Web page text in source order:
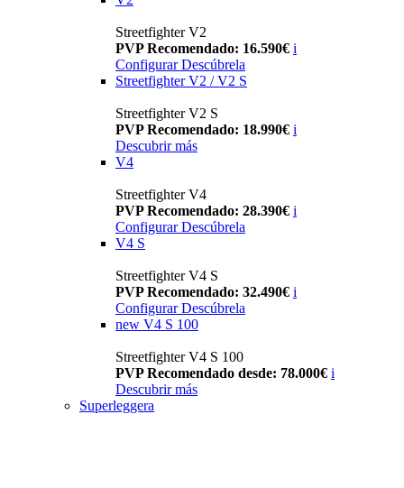
Streetfighter V2
PVP Recomendado: 16.590€ i
Configurar Descúbrela
Streetfighter V2 / V2 S
Streetfighter V2 S
PVP Recomendado: 18.990€ i
Descubrir más
V4
Streetfighter V4
PVP Recomendado: 28.390€ i
Configurar Descúbrela
V4 S
Streetfighter V4 S
PVP Recomendado: 32.490€ i
Configurar Descúbrela
new V4 S 100
Streetfighter V4 S 100
PVP Recomendado desde: 78.000€ i
Descubrir más
Superleggera